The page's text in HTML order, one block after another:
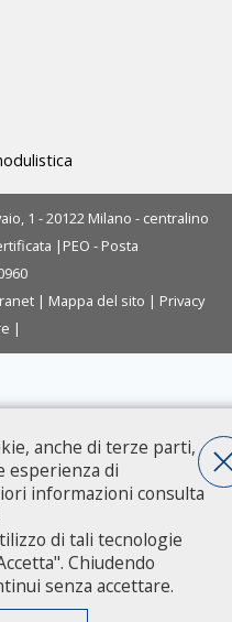
1 - 20122 Milano - centralino
| PEO - Posta
| Mappa del sito | Privacy
|
anche di terze parti,
esperienza di
informazioni consulta
di tali tecnologie
Chiudendo
senza accettare.